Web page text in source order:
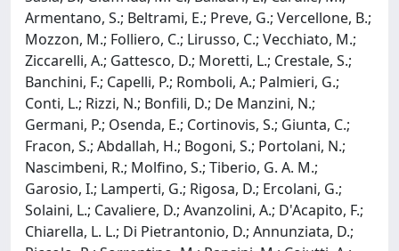
Armentano, S.; Beltrami, E.; Preve, G.; Vercellone, B.;
Mozzon, M.; Folliero, C.; Lirusso, C.; Vecchiato, M.;
Ziccarelli, A.; Gattesco, D.; Moretti, L.; Crestale, S.;
Banchini, F.; Capelli, P.; Romboli, A.; Palmieri, G.;
Conti, L.; Rizzi, N.; Bonfili, D.; De Manzini, N.;
Germani, P.; Osenda, E.; Cortinovis, S.; Giunta, C.;
Fracon, S.; Abdallah, H.; Bogoni, S.; Portolani, N.;
Nascimbeni, R.; Molfino, S.; Tiberio, G. A. M.;
Garosio, I.; Lamperti, G.; Rigosa, D.; Ercolani, G.;
Solaini, L.; Cavaliere, D.; Avanzolini, A.; D'Acapito, F.;
Chiarella, L. L.; Di Pietrantonio, D.; Annunziata, D.;